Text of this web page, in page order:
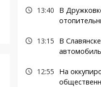
13:40
В
13:15
В
12:55
На